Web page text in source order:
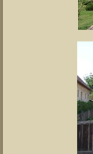
Magyar